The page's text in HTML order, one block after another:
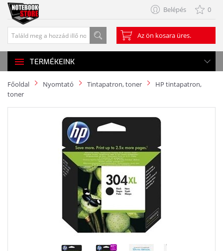
Belépés 0
Az ön kosara üres.
TERMÉKEINK
Főoldal Nyomtató Tintapatron, toner
HP tintapatron,
toner